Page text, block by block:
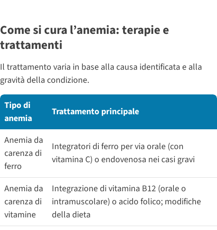
Come si cura l’anemia: terapie e
trattamenti
Il trattamento varia in base alla causa identificata e alla
gravità della condizione.
Tipo di
anemia
Trattamento principale
Anemia da
carenza di
ferro
Integratori di ferro per via orale (con
vitamina C) o endovenosa nei casi gravi
Anemia da
carenza di
vitamine
Integrazione di vitamina B12 (orale o
intramuscolare) o acido folico; modifiche
della dieta